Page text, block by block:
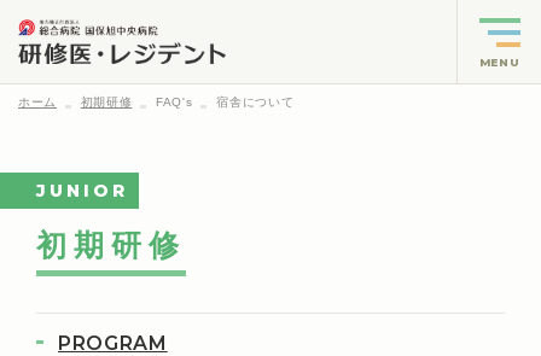
MENU
ホーム 初期研修 FAQ's 宿舎について
JUNIOR
初期研修
PROGRAM